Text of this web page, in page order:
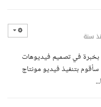
سنة
بخبرة في تصميم فيديوهات
بتنفيذ فيديو مونتاج